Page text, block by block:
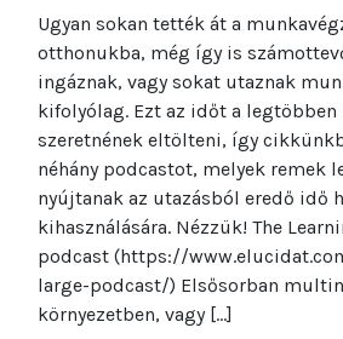
Ugyan sokan tették át a
otthonukba, még így is
ingáznak, vagy sokat utaznak
kifolyólag. Ezt az időt a legtöbben
szeretnének eltölteni, így
néhány podcastot, melyek remek
nyújtanak az utazásból eredő idő
kihasználására. Nézzük! The
podcast (https://
large-podcast/) Elsősorban
környezetben, vagy […]